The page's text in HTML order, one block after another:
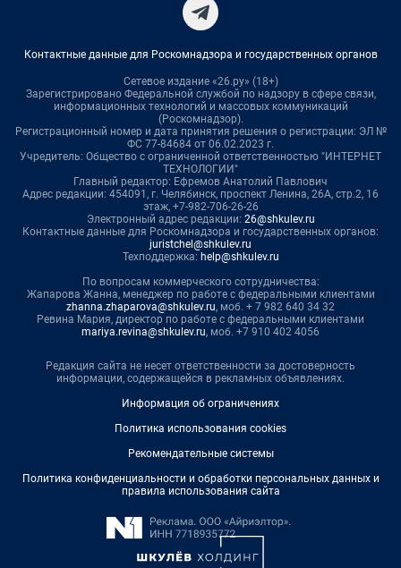
Контактные данные для Роскомнадзора и государственных органов
Сетевое издание «26.ру» (18+)
Зарегистрировано Федеральной службой по надзору в сфере связи,
информационных технологий и массовых коммуникаций
(Роскомнадзор).
Регистрационный номер и дата принятия решения о регистрации: ЭЛ №
ФС 77-84684 от 06.02.2023 г.
Учредитель: Общество с ограниченной ответственностью "ИНТЕРНЕТ
ТЕХНОЛОГИИ"
Главный редактор: Ефремов Анатолий Павлович
Адрес редакции: 454091, г. Челябинск, проспект Ленина, 26А, стр.2, 16
этаж, +7-982-706-26-26
Электронный адрес редакции: 26@shkulev.ru
Контактные данные для Роскомнадзора и государственных органов:
juristchel@shkulev.ru
Техподдержка: help@shkulev.ru
По вопросам коммерческого сотрудничества:
Жапарова Жанна, менеджер по работе с федеральными клиентами
zhanna.zhaparova@shkulev.ru, моб. + 7 982 640 34 32
Ревина Мария, директор по работе с федеральными клиентами
mariya.revina@shkulev.ru, моб. +7 910 402 4056
Редакция сайта не несет ответственности за достоверность
информации, содержащейся в рекламных объявлениях.
Информация об ограничениях
Политика использования cookies
Рекомендательные системы
Политика конфиденциальности и обработки персональных данных и
правила использования сайта